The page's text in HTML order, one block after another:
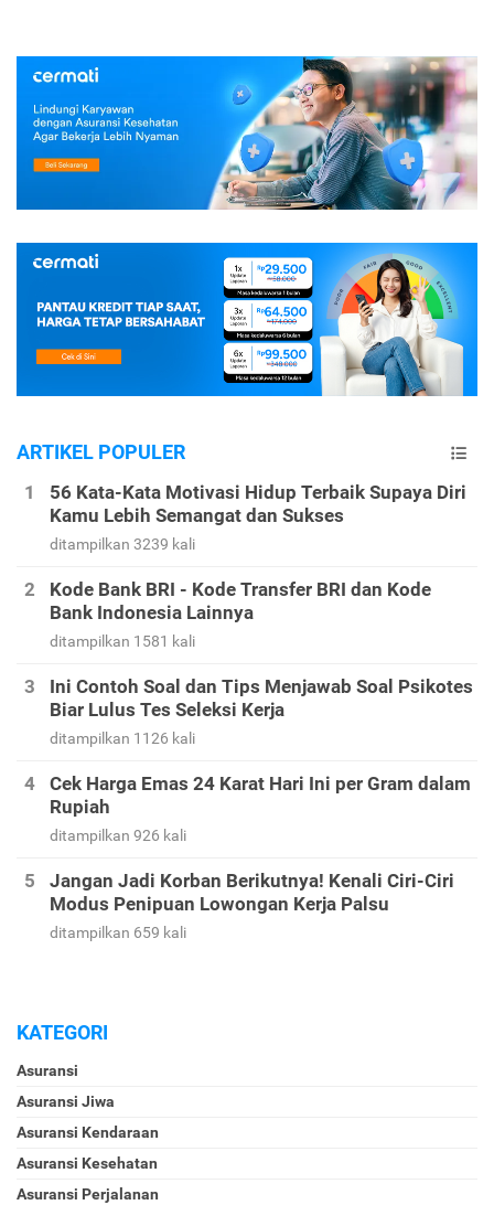
ARTIKEL POPULER
56 Kata-Kata Motivasi Hidup Terbaik Supaya Diri
Kamu Lebih Semangat dan Sukses
ditampilkan 3239 kali
Kode Bank BRI - Kode Transfer BRI dan Kode
Bank Indonesia Lainnya
ditampilkan 1581 kali
Ini Contoh Soal dan Tips Menjawab Soal Psikotes
Biar Lulus Tes Seleksi Kerja
ditampilkan 1126 kali
Cek Harga Emas 24 Karat Hari Ini per Gram dalam
Rupiah
ditampilkan 926 kali
Jangan Jadi Korban Berikutnya! Kenali Ciri-Ciri
Modus Penipuan Lowongan Kerja Palsu
ditampilkan 659 kali
KATEGORI
Asuransi
Asuransi Jiwa
Asuransi Kendaraan
Asuransi Kesehatan
Asuransi Perjalanan